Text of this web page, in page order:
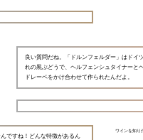
良い質問だね。「ドルンフェルダー」はドイ
れの黒ぶどうで、ヘルフェンシュタイナーと
ドレーベをかけ合わせて作られたんだよ。
ワインを知り
んですね！どんな特徴があるん